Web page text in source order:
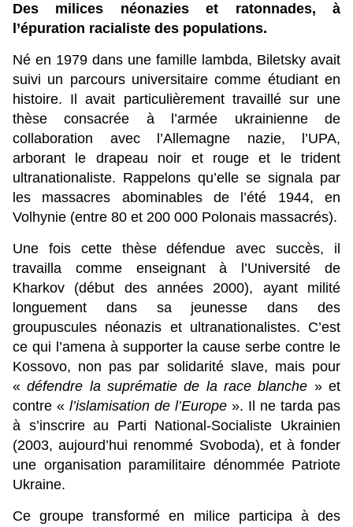
Des milices néonazies et ratonnades, à
l’épuration racialiste des populations.
Né en 1979 dans une famille lambda, Biletsky avait
suivi un parcours universitaire comme étudiant en
histoire. Il avait particulièrement travaillé sur une
thèse consacrée à l’armée ukrainienne de
collaboration avec l’Allemagne nazie, l’UPA,
arborant le drapeau noir et rouge et le trident
ultranationaliste. Rappelons qu’elle se signala par
les massacres abominables de l’été 1944, en
Volhynie (entre 80 et 200 000 Polonais massacrés).
Une fois cette thèse défendue avec succès, il
travailla comme enseignant à l’Université de
Kharkov (début des années 2000), ayant milité
longuement dans sa jeunesse dans des
groupuscules néonazis et ultranationalistes. C’est
ce qui l’amena à supporter la cause serbe contre le
Kossovo, non pas par solidarité slave, mais pour
«défendre la suprématie de la race blanche » et
contre « l’islamisation de l’Europe ». Il ne tarda pas
à s’inscrire au Parti National-Socialiste Ukrainien
(2003, aujourd’hui renommé Svoboda), et à fonder
une organisation paramilitaire dénommée Patriote
Ukraine.
Ce groupe transformé en milice participa à des